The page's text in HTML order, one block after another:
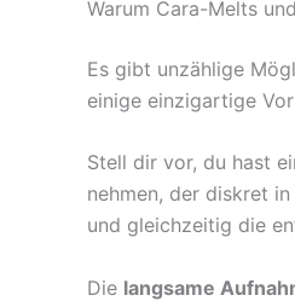
Warum Cara-Melts
Es gibt unzählige
einige einzigartige
Stell dir vor, du hast
nehmen, der diskret
und gleichzeitig die
Die langsame